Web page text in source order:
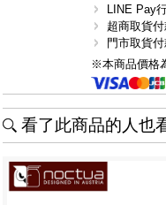
LINE Pay
超商取貨付
門市取貨付
※本商品價格
看了此商品的人也